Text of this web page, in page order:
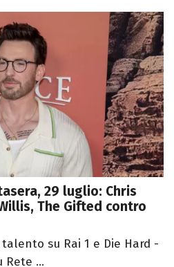
29 luglio: Chris
The Gifted contro
su Rai 1 e Die Hard -
Rete ...